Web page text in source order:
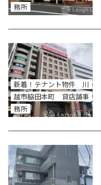
務所
新着！テナント物件 川
越市脇田本町 貸店舗事
務所